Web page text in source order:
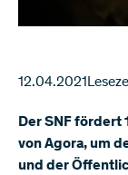
12.04.2021
Der SNF fördert
von Agora, um
und der